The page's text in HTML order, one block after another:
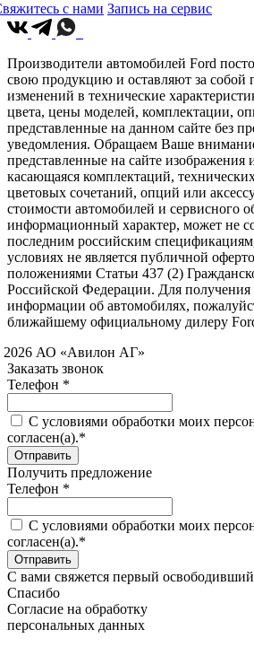
с нами Запись на сервис
Производители автомобилей Ford
свою продукцию и оставляют за собой
изменений в технические
цвета, цены моделей, комплектации,
представленные на данном сайте без
уведомления. Обращаем Ваше
представленные на сайте изображения
касающаяся комплектаций,
цветовых сочетаний, опций или
стоимости автомобилей и сервисного
информационный характер, может не
последним российским
условиях не является публичной
положениями Статьи 437 (2)
Российской Федерации. Для
информации об автомобилях,
ближайшему официальному дилеру
АО «Авилон АГ»
Заказать звонок
Телефон *
C условиями обработки моих
согласен(а).*
Получить предложение
Телефон *
C условиями обработки моих
согласен(а).*
С вами свяжется первый
Спасибо
Согласие на обработку
персональных данных